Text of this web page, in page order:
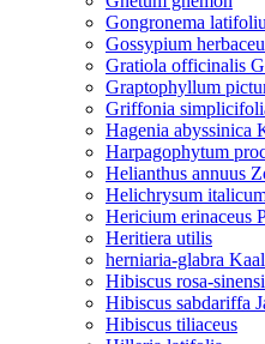
Gongronema
Gossypium
Gratiola officinalis
Graptophyllum
Griffonia
Hagenia abyssinica
Harpagophytum
Helianthus annuus
Helichrysum
Hericium erinaceus
Heritiera utilis
herniaria-glabra
Hibiscus rosa-
Hibiscus sabdariffa
Hibiscus tiliaceus